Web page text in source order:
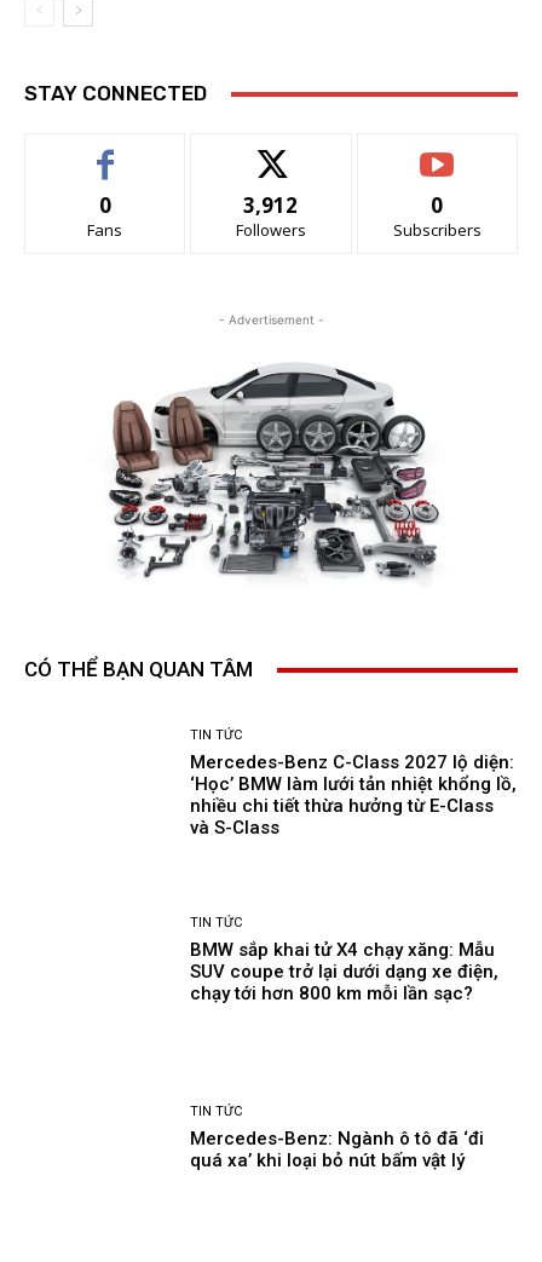
STAY CONNECTED
0
Fans
3,912
Followers
0
Subscribers
- Advertisement -
CÓ THỂ BẠN QUAN TÂM
TIN TỨC
Mercedes-Benz C-Class 2027 lộ diện:
‘Học’ BMW làm lưới tản nhiệt khổng lồ,
nhiều chi tiết thừa hưởng từ E-Class
và S-Class
TIN TỨC
BMW sắp khai tử X4 chạy xăng: Mẫu
SUV coupe trở lại dưới dạng xe điện,
chạy tới hơn 800 km mỗi lần sạc?
TIN TỨC
Mercedes-Benz: Ngành ô tô đã ‘đi
quá xa’ khi loại bỏ nút bấm vật lý